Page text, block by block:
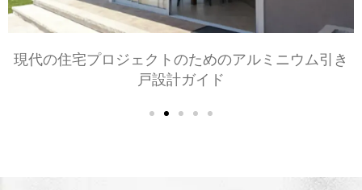
寝室とリビングルーム用のアルミニウムドアの選択:
快適, スタイル, とプライバシー